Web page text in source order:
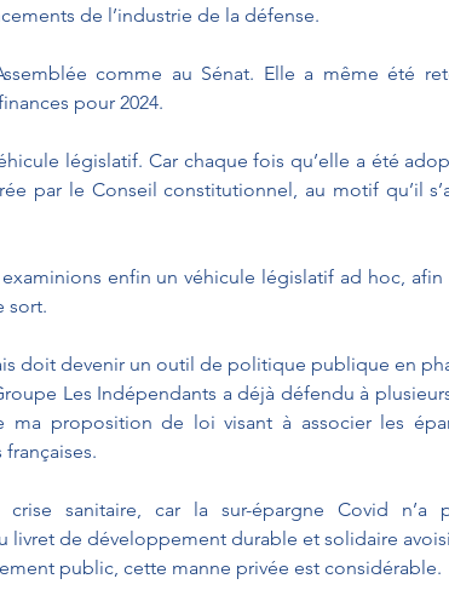
de l’industrie de la défense.
comme au Sénat. Elle a même été
pour 2024.
législatif. Car chaque fois qu’elle a été
par le Conseil constitutionnel, au motif qu’il
enfin un véhicule législatif ad hoc, afin
sort.
doit devenir un outil de politique publique en
Les Indépendants a déjà défendu à
ma proposition de loi visant à associer les
sanitaire, car la sur-épargne Covid n’a
livret de développement durable et solidaire
public, cette manne privée est considérable.